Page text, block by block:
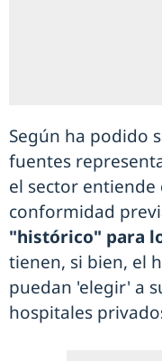
Según ha podido
fuentes
el sector entiende
conformidad
"histórico" para
tienen, si bien, el
puedan 'elegir' a
hospitales